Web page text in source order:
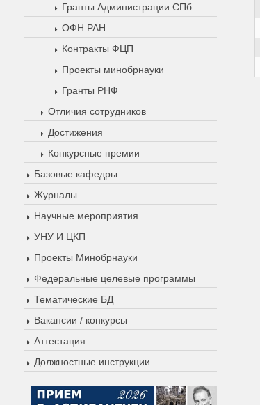
Гранты Администрации СПб
ОФН РАН
Контракты ФЦП
Проекты минобрнауки
Гранты РНФ
Отличия сотрудников
Достижения
Конкурсные премии
Базовые кафедры
Журналы
Научные мероприятия
УНУ И ЦКП
Проекты Минобрнауки
Федеральные целевые программы
Тематические БД
Вакансии / конкурсы
Аттестация
Должностные инструкции